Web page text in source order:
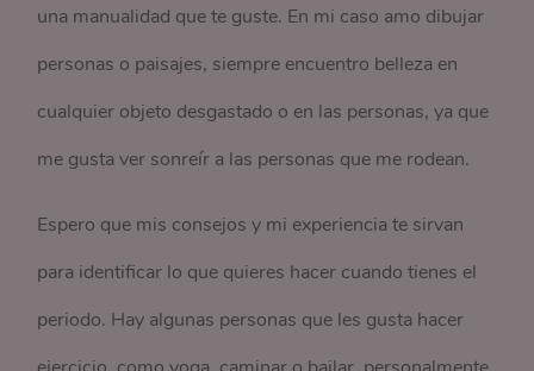
una manualidad que te guste. En mi caso amo dibujar
personas o paisajes, siempre encuentro belleza en
cualquier objeto desgastado o en las personas, ya que
me gusta ver sonreír a las personas que me rodean.
Espero que mis consejos y mi experiencia te sirvan
para identificar lo que quieres hacer cuando tienes el
periodo. Hay algunas personas que les gusta hacer